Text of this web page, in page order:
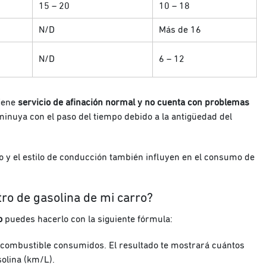
15 – 20 10 – 18
N/D Más de 16
N/D 6 – 12
servicio de afinación normal y no cuenta con problemas
con el paso del tiempo debido a la antigüedad del
el estilo de conducción también influyen en el consumo de
de gasolina de mi carro?
puedes hacerlo con la siguiente fórmula:
consumidos. El resultado te mostrará cuántos
(km/L).